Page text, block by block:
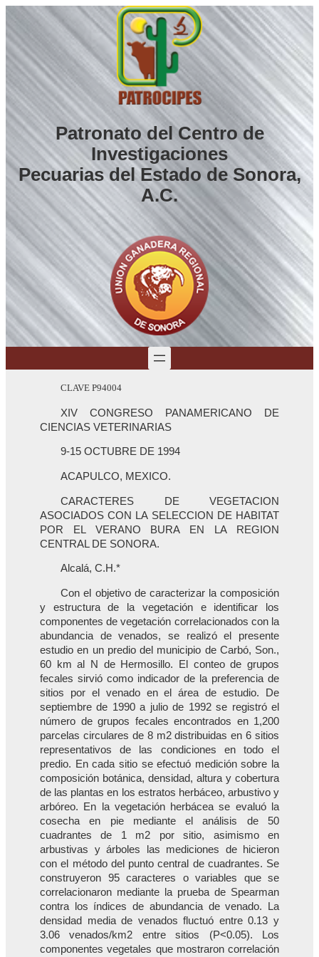
Saltar
al
contenido
Patronato del Centro de
Investigaciones
Pecuarias del Estado de Sonora,
A.C.
CLAVE P94004
XIV CONGRESO PANAMERICANO DE
CIENCIAS VETERINARIAS
9-15 OCTUBRE DE 1994
ACAPULCO, MEXICO.
CARACTERES DE VEGETACION
ASOCIADOS CON LA SELECCION DE HABITAT
POR EL VERANO BURA EN LA REGION
CENTRAL DE SONORA.
Alcalá, C.H.*
Con el objetivo de caracterizar la composición
y estructura de la vegetación e identificar los
componentes de vegetación correlacionados con la
abundancia de venados, se realizó el presente
estudio en un predio del municipio de Carbó, Son.,
60 km al N de Hermosillo. El conteo de grupos
fecales sirvió como indicador de la preferencia de
sitios por el venado en el área de estudio. De
septiembre de 1990 a julio de 1992 se registró el
número de grupos fecales encontrados en 1,200
parcelas circulares de 8 m2 distribuidas en 6 sitios
representativos de las condiciones en todo el
predio. En cada sitio se efectuó medición sobre la
composición botánica, densidad, altura y cobertura
de las plantas en los estratos herbáceo, arbustivo y
arbóreo. En la vegetación herbácea se evaluó la
cosecha en pie mediante el análisis de 50
cuadrantes de 1 m2 por sitio, asimismo en
arbustivas y árboles las mediciones de hicieron
con el método del punto central de cuadrantes. Se
construyeron 95 caracteres o variables que se
correlacionaron mediante la prueba de Spearman
contra los índices de abundancia de venado. La
densidad media de venados fluctuó entre 0.13 y
3.06 venados/km2 entre sitios (P<0.05). Los
componentes vegetales que mostraron correlación